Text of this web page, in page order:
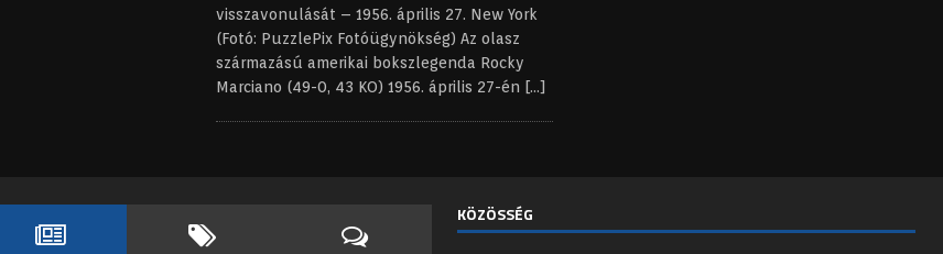
visszavonulását – 1956. április 27. New York
(Fotó: PuzzlePix Fotóügynökség) Az olasz
származású amerikai bokszlegenda Rocky
Marciano (49-0, 43 KO) 1956. április 27-én [...]
KÖZÖSSÉG